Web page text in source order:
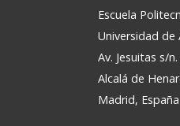
Escuela
Universidad de
Av. Jesuitas s/n.
Alcalá de
Madrid, España